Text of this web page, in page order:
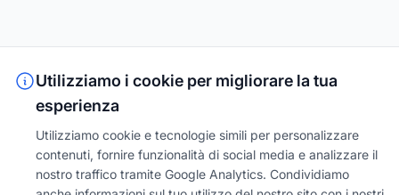
Utilizziamo i cookie per migliorare la tua
esperienza
Utilizziamo cookie e tecnologie simili per personalizzare
contenuti, fornire funzionalità di social media e analizzare il
nostro traffico tramite Google Analytics. Condividiamo